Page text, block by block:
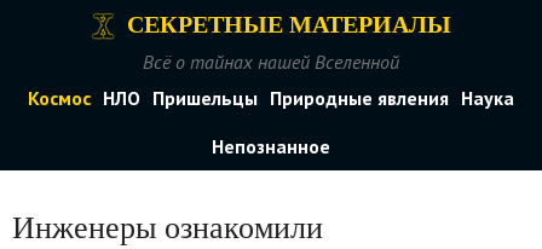
СЕКРЕТНЫЕ МАТЕРИАЛЫ
Всё о тайнах нашей Вселенной
Космос НЛО Пришельцы Природные явления Наука
Непознанное
Инженеры ознакомили